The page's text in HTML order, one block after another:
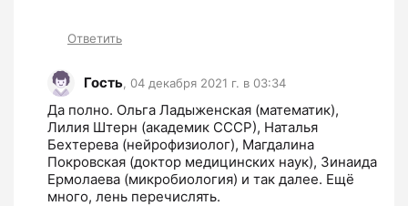
Ответить
Гость 04 декабря 2021 г. в 03:34
Да полно. Ольга Ладыженская (математик),
Лилия Штерн (академик СССР), Наталья
Бехтерева (нейрофизиолог), Магдалина
Покровская (доктор медицинских наук), Зинаида
Ермолаева (микробиология) и так далее. Ещё
много, лень перечислять.